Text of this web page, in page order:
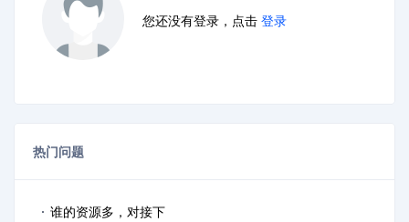
您还没有登录，点击 登录
热门问题
谁的资源多，对接下